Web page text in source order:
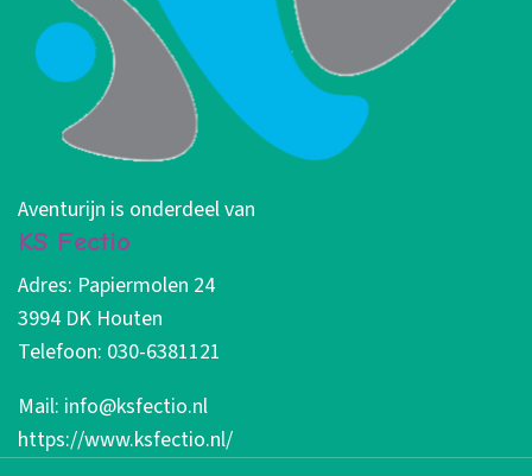
Aventurijn is onderdeel van
KS Fectio
Adres: Papiermolen 24
3994 DK Houten
Telefoon: 030-6381121
Mail: info@ksfectio.nl
https://www.ksfectio.nl/